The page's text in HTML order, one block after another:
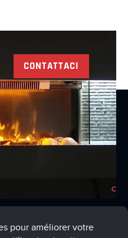
CONTATTACI